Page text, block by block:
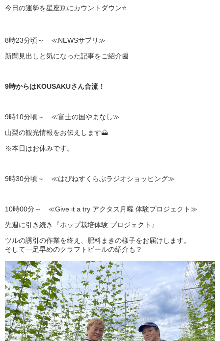
今日の運勢を星座別にカウントダウン⭐
8時23分頃～ ≪NEWSサプリ≫
新聞見出しと気になった記事をご紹介📰
9時からはKOUSAKUさん合流！
9時10分頃～ ≪富士の国やまなし≫
山梨の観光情報をお伝えします🗻
※本日はお休みです。
9時30分頃～ ≪はぴねすくらぶラジオショッピング≫
10時00分～ ≪Give it a try アクタス月曜 体験プロジェクト≫
先週に引き続き『ホップ栽培体験 プロジェクト』
ツルの誘引の作業を終え、肥料まきの様子をお届けします。
そして一足早めのクラフトビールの紹介も？